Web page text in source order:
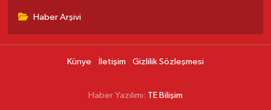
Haber Arşivi
Künye İletişim Gizlilik Sözleşmesi
Haber Yazılımı: TE Bilişim